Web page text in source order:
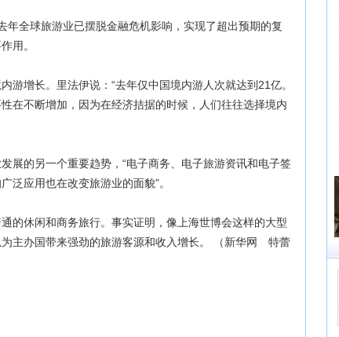
全球旅游业已摆脱金融危机影响，实现了超出预期的复
用。
增长。里法伊说：“去年仅中国境内游人次就达到21亿。
在不断增加，因为在经济拮据的时候，人们往往选择境内
的另一个重要趋势，“电子商务、电子旅游资讯和电子签
泛应用也在改变旅游业的面貌”。
休闲和商务旅行。事实证明，像上海世博会这样的大型
主办国带来强劲的旅游客源和收入增长。 （新华网 特蕾